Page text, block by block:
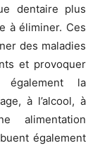
dentaire plus
à éliminer. Ces
des maladies
et provoquer
également la
à l’alcool, à
alimentation
également